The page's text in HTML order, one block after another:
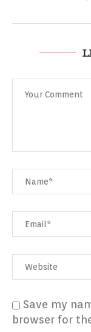
Save my
browser for